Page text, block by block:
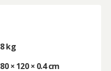
8 kg
80 × 120 × 0.4 cm